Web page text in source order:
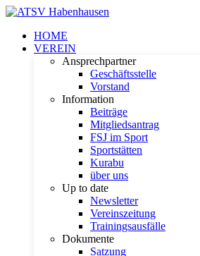
HOME
VEREIN
Ansprechpartner
Geschäftsstelle
Vorstand
Information
Beiträge
Mitgliedsantrag
FSJ im Sport
Sportstätten
Kurabu
über uns
Up to date
Newsletter
Vereinszeitung
Trainingsausfälle
Dokumente
Satzung